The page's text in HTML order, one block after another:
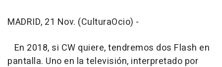
MADRID, 21 Nov. (CulturaOcio) -
En 2018, si CW quiere, tendremos dos Flash en
pantalla. Uno en la televisión, interpretado por